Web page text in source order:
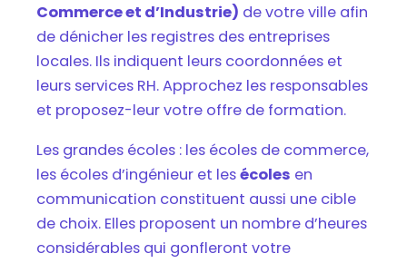
Commerce et d’Industrie) de votre ville afin
de dénicher les registres des entreprises
locales. Ils indiquent leurs coordonnées et
leurs services RH. Approchez les responsables
et proposez-leur votre offre de formation.
Les grandes écoles : les écoles de commerce,
les écoles d’ingénieur et lesécoles en
communication constituent aussi une cible
de choix. Elles proposent un nombre d’heures
considérables qui gonfleront votre